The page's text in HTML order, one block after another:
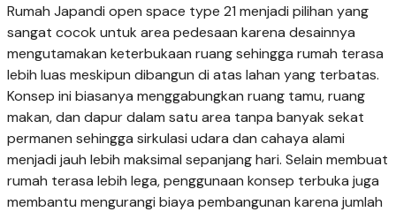
Rumah Japandi open space type 21 menjadi pilihan yang
sangat cocok untuk area pedesaan karena desainnya
mengutamakan keterbukaan ruang sehingga rumah terasa
lebih luas meskipun dibangun di atas lahan yang terbatas.
Konsep ini biasanya menggabungkan ruang tamu, ruang
makan, dan dapur dalam satu area tanpa banyak sekat
permanen sehingga sirkulasi udara dan cahaya alami
menjadi jauh lebih maksimal sepanjang hari. Selain membuat
rumah terasa lebih lega, penggunaan konsep terbuka juga
membantu mengurangi biaya pembangunan karena jumlah